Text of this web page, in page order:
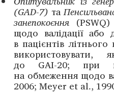
(GAD-7) та
занепокоєння
щодо валідації або
в пацієнтів
до GAI-20; при
на обмеження щодо
2006; Meyer et al.,